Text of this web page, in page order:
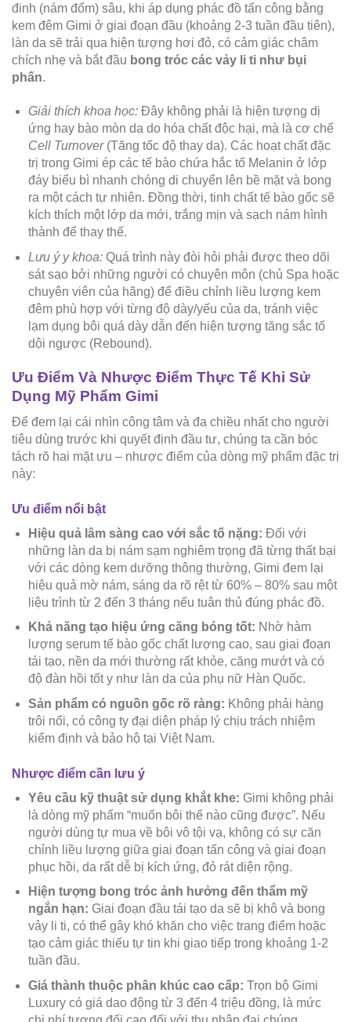
đinh (nám đốm) sâu, khi áp dụng phác đồ tấn công bằng
kem đêm Gimi ở giai đoạn đầu (khoảng 2-3 tuần đầu tiên),
làn da sẽ trải qua hiện tượng hơi đỏ, có cảm giác châm
chích nhẹ và bắt đầu bong tróc các vảy li ti như bụi
phấn.
Giải thích khoa học:Đây không phải là hiện tượng dị
ứng hay bào mòn da do hóa chất độc hại, mà là cơ chế
Cell Turnover(Tăng tốc độ thay da). Các hoạt chất đặc
trị trong Gimi ép các tế bào chứa hắc tố Melanin ở lớp
đáy biểu bì nhanh chóng di chuyển lên bề mặt và bong
ra một cách tự nhiên. Đồng thời, tinh chất tế bào gốc sẽ
kích thích một lớp da mới, trắng mịn và sạch nám hình
thành để thay thế.
Lưu ý y khoa:Quá trình này đòi hỏi phải được theo dõi
sát sao bởi những người có chuyên môn (chủ Spa hoặc
chuyên viên của hãng) để điều chỉnh liều lượng kem
đêm phù hợp với từng độ dày/yếu của da, tránh việc
lạm dụng bôi quá dày dẫn đến hiện tượng tăng sắc tố
dội ngược (Rebound).
Ưu Điểm Và Nhược Điểm Thực Tế Khi Sử
Dụng Mỹ Phẩm Gimi
Để đem lại cái nhìn công tâm và đa chiều nhất cho người
tiêu dùng trước khi quyết định đầu tư, chúng ta cần bóc
tách rõ hai mặt ưu – nhược điểm của dòng mỹ phẩm đặc trị
này:
Ưu điểm nổi bật
Hiệu quả lâm sàng cao với sắc tố nặng: Đối với
những làn da bị nám sạm nghiêm trọng đã từng thất bại
với các dòng kem dưỡng thông thường, Gimi đem lại
hiệu quả mờ nám, sáng da rõ rệt từ 60% – 80% sau một
liệu trình từ 2 đến 3 tháng nếu tuân thủ đúng phác đồ.
Khả năng tạo hiệu ứng căng bóng tốt: Nhờ hàm
lượng serum tế bào gốc chất lượng cao, sau giai đoạn
tái tạo, nền da mới thường rất khỏe, căng mướt và có
độ đàn hồi tốt y như làn da của phụ nữ Hàn Quốc.
Sản phẩm có nguồn gốc rõ ràng: Không phải hàng
trôi nổi, có công ty đại diện pháp lý chịu trách nhiệm
kiểm định và bảo hộ tại Việt Nam.
Nhược điểm cần lưu ý
Yêu cầu kỹ thuật sử dụng khắt khe: Gimi không phải
là dòng mỹ phẩm “muốn bôi thế nào cũng được”. Nếu
người dùng tự mua về bôi vô tội vạ, không có sự căn
chỉnh liều lượng giữa giai đoạn tấn công và giai đoạn
phục hồi, da rất dễ bị kích ứng, đỏ rát diện rộng.
Hiện tượng bong tróc ảnh hưởng đến thẩm mỹ
ngắn hạn: Giai đoạn đầu tái tạo da sẽ bị khô và bong
vảy li ti, có thể gây khó khăn cho việc trang điểm hoặc
tạo cảm giác thiếu tự tin khi giao tiếp trong khoảng 1-2
tuần đầu.
Giá thành thuộc phân khúc cao cấp: Trọn bộ Gimi
Luxury có giá dao động từ 3 đến 4 triệu đồng, là mức